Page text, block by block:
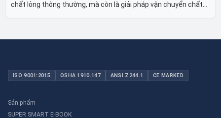
chất lỏng thông thường, mà còn là giải pháp vận chuyển chất
ISO 9001:2015 OSHA 1910.147 ANSI Z244.1 CE MARKED
Sản phẩm
SUPER SMART E-BOOK